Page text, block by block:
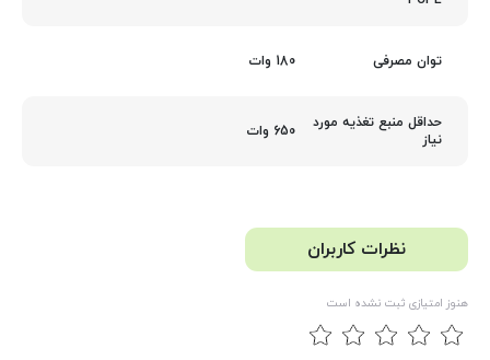
توان مصرفی 180 وات
حداقل منبع تغذیه مورد
نیاز
650 وات
نظرات کاربران
هنوز امتیازی ثبت نشده است